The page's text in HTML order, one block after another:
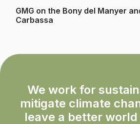
GMG on the Bony del Manyer
Carbassa
We work for
mitigate climate
leave a better